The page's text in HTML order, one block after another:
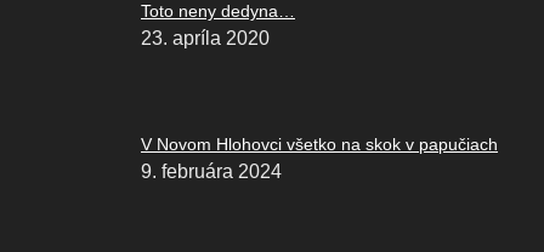
Toto neny dedyna…
23. apríla 2020
V Novom Hlohovci všetko na skok v papučiach
9. februára 2024